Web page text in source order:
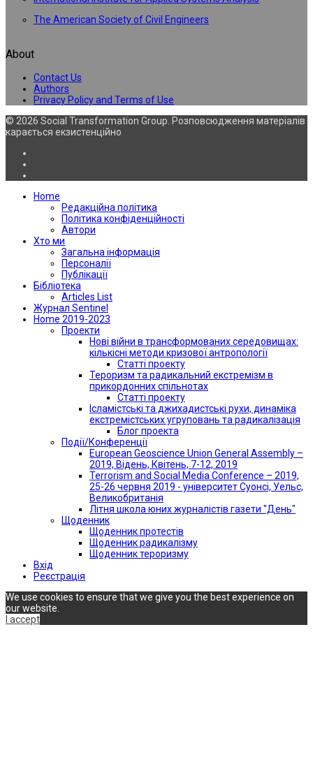
The American Society of Civil Engineers
About
Contact Us
Authors
Privacy Policy and Terms of Use
© 2026 Social Transformation Group. Розповсюдження матеріалів
карається екзистенційно
Home
Редакційна політика
Політика конфіденційності
Автори
Хто ми
Загальна інформація
Персоналії
Публікації
Бібліотека
Articles List
Журнал Sentinel
Home 2019-2023
Проекти
Нові війни в трансформованих середовищах:
кількісні методи кризової антропології
Статті проекту
Тероризм та радикальний екстремізм в
прикордонних спільнотах
Статті проекту
Ісламістські та джихадистські рухи, динаміка
екстремістських угруповань та радикалізація
Блог проекта
Події/Конференції
European Geoscience Union General Assembly –
2019, Відень, Квітень, 7-12, 2019
Terrorism and Social Media Conference – 2019,
25-26 червня 2019 - університет Суонсі, Уельс,
Великобританія
Літня школа юних журналістів газети "День"
Щоденник
Щоденник протестів
Щоденник радикалізму
Щоденник тероризму
Вхід
Реєстрація
We use cookies to ensure that we give you the best experience on
our website.
I accept